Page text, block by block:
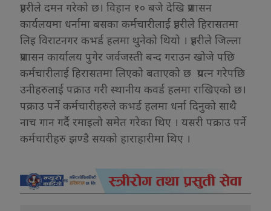
प्रहरीले दमन गरेको छ। विहान १० बजे देखि प्रशासन
कार्यलयमा धर्नामा बसका कर्मचारीलाई प्रहरीले हिरासतमा
लिइ विराटनगर कभर्ड हलमा थुनेको थियो । प्रहरीले जिल्ला
प्रशासन कार्यालय पुगेर जर्वजस्ती बन्द गराउन खोजे पछि
कर्मचारीलाई हिरासतमा लिएको बताएको छ प्रयत्न गरेपछि
उनीहरुलाई पक्राउ गरी स्थानीय कवर्ड हलमा राखिएको छ।
पक्राउ पर्ने कर्मचारीहरुले कभर्ड हलमा धर्ना दिनुको साथै
नाच गान गर्दै रमाइलो समेत गरेका थिए । यसरी पक्राउ पर्ने
कर्मचारीहरु झण्डै सयको हाराहारीमा थिए ।